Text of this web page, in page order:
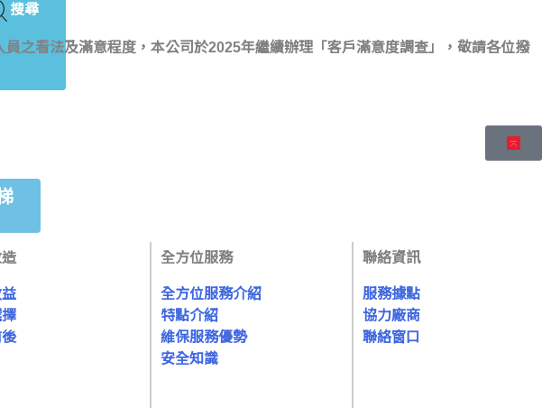
搜尋
之看法及滿意程度，本公司於2025年繼續辦理「客戶滿意度調查」，敬請各位撥
全方位服務
全方位服務介紹
特點介紹
維保服務優勢
安全知識
聯絡資訊
服務據點
協力廠商
聯絡窗口